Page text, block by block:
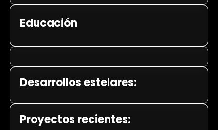
Educación
Desarrollos estelares:
Proyectos recientes: